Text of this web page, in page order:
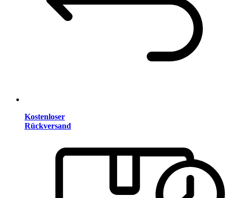
Kostenloser
Rückversand